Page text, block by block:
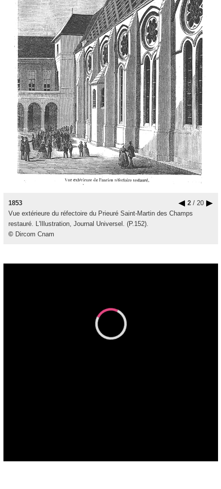
1853 2/ 20
Vue extérieure du réfectoire du Prieuré Saint-Martin des Champs
restauré. L'Illustration, Journal Universel. (P.152).
©Dircom Cnam